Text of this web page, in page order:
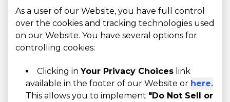
As a user of our Website, you have full control
over the cookies and tracking technologies used
on our Website. You have several options for
controlling cookies:
Clicking inYour Privacy Choices link
available in the footer of our Website or here.
This allows you to implement "Do Not Sell or